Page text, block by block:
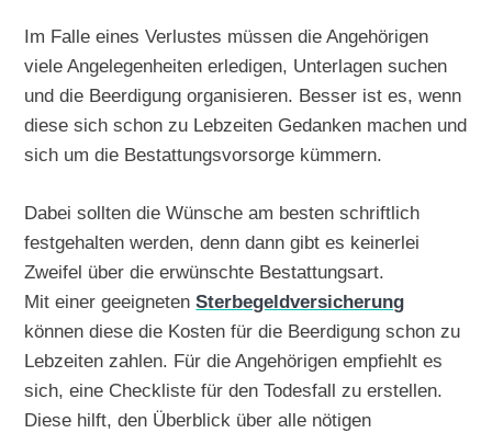
Im Falle eines Verlustes müssen die Angehörigen
viele Angelegenheiten erledigen, Unterlagen suchen
und die Beerdigung organisieren. Besser ist es, wenn
diese sich schon zu Lebzeiten Gedanken machen und
sich um die Bestattungsvorsorge kümmern.
Dabei sollten die Wünsche am besten schriftlich
festgehalten werden, denn dann gibt es keinerlei
Zweifel über die erwünschte Bestattungsart.
Mit einer geeignetenSterbegeldversicherung
können diese die Kosten für die Beerdigung schon zu
Lebzeiten zahlen. Für die Angehörigen empfiehlt es
sich, eine Checkliste für den Todesfall zu erstellen.
Diese hilft, den Überblick über alle nötigen